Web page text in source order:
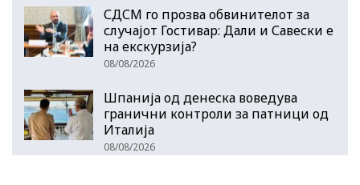
СДСМ го прозва обвинителот за
случајот Гостивар: Дали и Савески е
на екскурзија?
08/08/2026
Шпанија од денеска воведува
гранични контроли за патници од
Италија
08/08/2026